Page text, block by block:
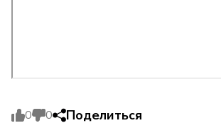
0 0 Поделиться